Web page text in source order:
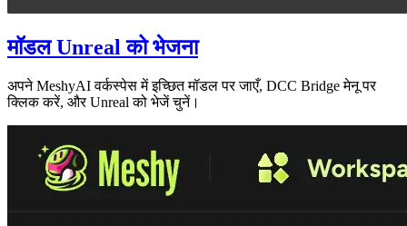
मॉडल Unreal को भेजना
अपनेMeshyAI वर्कस्पेसमें इच्छित मॉडल पर जाएँ, DCC Bridgeमेनू पर
क्लिक करें, औरUnreal को भेजेंचुनें।